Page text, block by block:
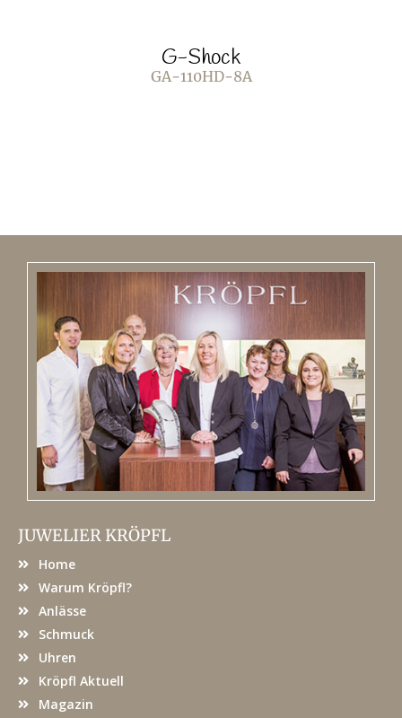
G-Shock
GA-110HD-8A
JUWELIER KRÖPFL
Home
Warum Kröpfl?
Anlässe
Schmuck
Uhren
Kröpfl Aktuell
Magazin